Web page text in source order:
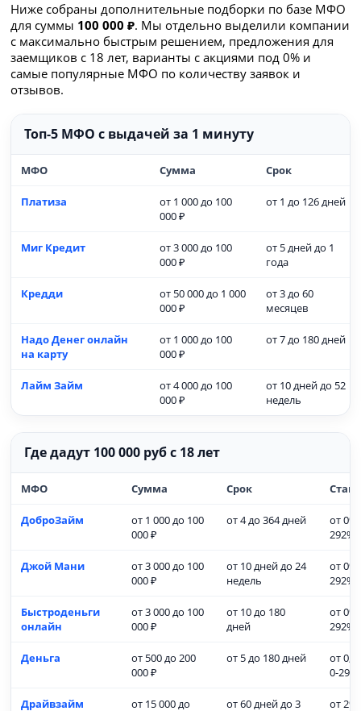
Ниже собраны дополнительные подборки по базе МФО
для суммы 100 000 ₽. Мы отдельно выделили компании
с максимально быстрым решением, предложения для
заемщиков с 18 лет, варианты с акциями под 0% и
самые популярные МФО по количеству заявок и
отзывов.
Топ-5 МФО с выдачей за 1 минуту
МФО Сумма Срок
Платиза
от 1 000 до 100
000 ₽
от 1 до 126 дней
Миг Кредит
от 3 000 до 100
000 ₽
от 5 дней до 1
года
Кредди
от 50 000 до 1 000
000 ₽
от 3 до 60
месяцев
Надо Денег онлайн
на карту
от 1 000 до 100
000 ₽
от 7 до 180 дней
Лайм Займ
от 4 000 до 100
000 ₽
от 10 дней до 52
недель
Где дадут 100 000 руб с 18 лет
МФО Сумма Срок
ДоброЗайм
от 1 000 до 100
000 ₽
от 4 до 364 дней
от
292%)
Джой Мани
от 3 000 до 100
000 ₽
от 10 дней до 24
недель
от
292%)
Быстроденьги
онлайн
от 3 000 до 100
000 ₽
от 10 до 180
дней
от
292%)
Деньга
от 500 до 200
000 ₽
от 5 до 180 дней
от
0-
Драйвзайм
от 15 000 до
от 60 дней до 3
от